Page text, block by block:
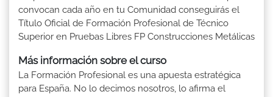
convocan cada año en tu Comunidad conseguirás el
Título Oficial de Formación Profesional de Técnico
Superior en Pruebas Libres FP Construcciones Metálicas
Más información sobre el curso
La Formación Profesional es una apuesta estratégica
para España. No lo decimos nosotros, lo afirma el